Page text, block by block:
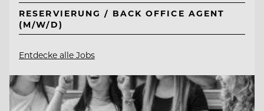
RESERVIERUNG / BACK OFFICE AGENT
(M/W/D)
Entdecke alle Jobs